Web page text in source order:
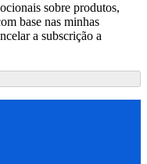
sobre produtos,
base nas minhas
a subscrição a